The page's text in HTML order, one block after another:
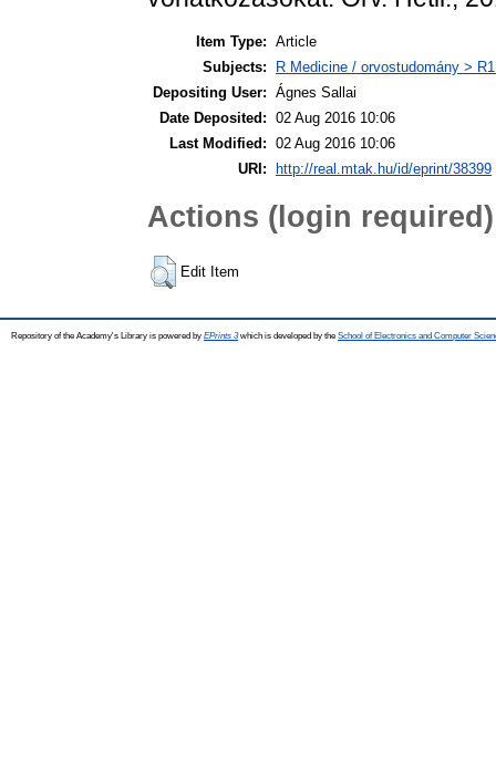
Item Type: Article
Subjects:
R Medicine / orvostudomány >
Depositing User: Ágnes Sallai
Date Deposited: 02 Aug 2016 10:06
Last Modified: 02 Aug 2016 10:06
URI:
http://real.mtak.hu/id/eprint/38399
Actions (login required)
Edit Item
Repository of the Academy's Library is powered by EPrints 3which is developed by the School of Electronics and Computer